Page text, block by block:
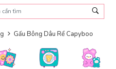
Gấu Bông Dâu Rể Capyboo